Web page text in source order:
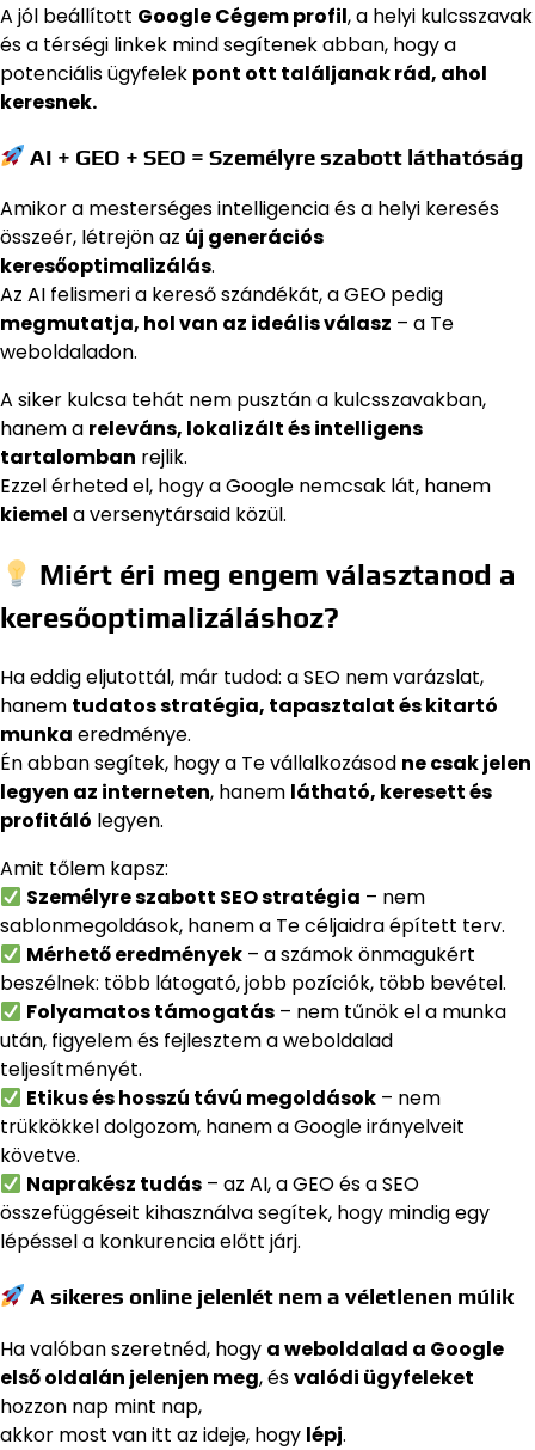
A jól beállított Google Cégem profil, a helyi kulcsszavak
és a térségi linkek mind segítenek abban, hogy a
potenciális ügyfelek pont ott találjanak rád, ahol
keresnek.
AI + GEO + SEO = Személyre szabott láthatóság
Amikor a mesterséges intelligencia és a helyi keresés
összeér, létrejön az új generációs
keresőoptimalizálás.
Az AI felismeri a kereső szándékát, a GEO pedig
megmutatja, hol van az ideális válasz – a Te
weboldaladon.
A siker kulcsa tehát nem pusztán a kulcsszavakban,
hanem a releváns, lokalizált és intelligens
tartalomban rejlik.
Ezzel érheted el, hogy a Google nemcsak lát, hanem
kiemel a versenytársaid közül.
Miért éri meg engem választanod a
keresőoptimalizáláshoz?
Ha eddig eljutottál, már tudod: a SEO nem varázslat,
hanem tudatos stratégia, tapasztalat és kitartó
munka eredménye.
Én abban segítek, hogy a Te vállalkozásod ne csak jelen
legyen az interneten, hanem látható, keresett és
profitáló legyen.
Amit tőlem kapsz:
Személyre szabott SEO stratégia – nem
sablonmegoldások, hanem a Te céljaidra épített terv.
Mérhető eredmények – a számok önmagukért
beszélnek: több látogató, jobb pozíciók, több bevétel.
Folyamatos támogatás – nem tűnök el a munka
után, figyelem és fejlesztem a weboldalad
teljesítményét.
Etikus és hosszú távú megoldások – nem
trükkökkel dolgozom, hanem a Google irányelveit
követve.
Naprakész tudás – az AI, a GEO és a SEO
összefüggéseit kihasználva segítek, hogy mindig egy
lépéssel a konkurencia előtt járj.
A sikeres online jelenlét nem a véletlenen múlik
Ha valóban szeretnéd, hogy a weboldalad a Google
első oldalán jelenjen meg, ésvalódi ügyfeleket
hozzon nap mint nap,
akkor most van itt az ideje, hogy lépj.